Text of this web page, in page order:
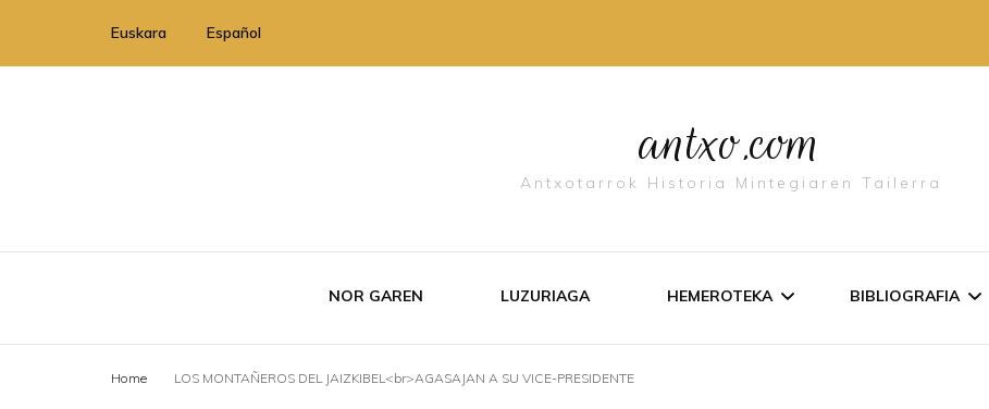
Euskara Español
antxo.com
Antxotarrok Historia Mintegiaren Tailerra
NOR GAREN LUZURIAGA HEMEROTEKA BIBLIOGRAFIA
Home LOS MONTAÑEROS DEL JAIZKIBEL<br>AGASAJAN A SU VICE-PRESIDENTE